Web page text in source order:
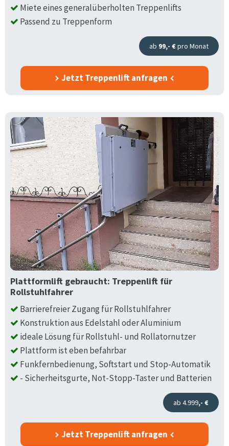
Miete eines generalüberholten Treppenlifts
Passend zu Treppenform
ab 99,- €pro Monat
Jetzt Treppenlift anfragen
Plattformlift gebraucht: Treppenlift für
Rollstuhlfahrer
Barrierefreier Zugang für Rollstuhlfahrer
Konstruktion aus Edelstahl oder Aluminium
ideale Lösung für Rollstuhl- und Rollatornutzer
Plattform ist eben befahrbar
Funkfernbedienung, Softstart und Stop-Automatik
- Sicherheitsgurte, Not-Stopp-Taster und Batterien
ab 4.999,- €
Jetzt Treppenlift anfragen